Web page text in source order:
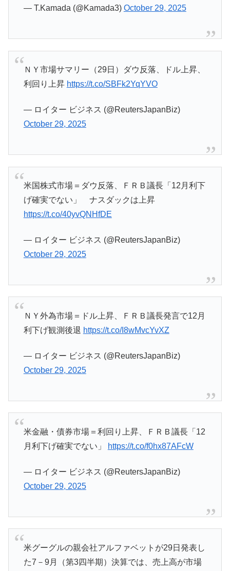
— T.Kamada (@Kamada3) October 29, 2025
ＮＹ市場サマリー（29日）ダウ反落、ドル上昇、
利回り上昇 https://t.co/SBFk2YqYVO
— ロイター ビジネス (@ReutersJapanBiz)
October 29, 2025
米国株式市場＝ダウ反落、ＦＲＢ議長「12月利下
げ確実でない」 ナスダックは上昇
https://t.co/40yvQNHfDE
— ロイター ビジネス (@ReutersJapanBiz)
October 29, 2025
ＮＹ外為市場＝ドル上昇、ＦＲＢ議長発言で12月
利下げ観測後退 https://t.co/I8wMvcYvXZ
— ロイター ビジネス (@ReutersJapanBiz)
October 29, 2025
米金融・債券市場＝利回り上昇、ＦＲＢ議長「12
月利下げ確実でない」
https://t.co/f0hx87AFcW
— ロイター ビジネス (@ReutersJapanBiz)
October 29, 2025
米グーグルの親会社アルファベットが29日発表し
た7－9月（第3四半期）決算では、売上高が市場